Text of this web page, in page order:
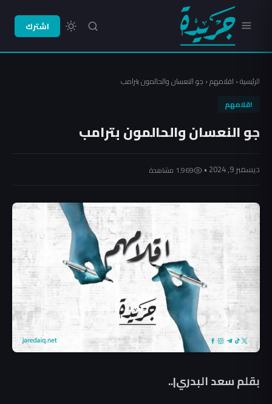
اشترك
الرئيسية‹ اقلامهم‹ جو النعسان والحالمون بترامب
اقلامهم
جو النعسان والحالمون بترامب
ديسمبر 9, 2024 • 1٬969 مشاهدة
بقلم سعد البدري|..